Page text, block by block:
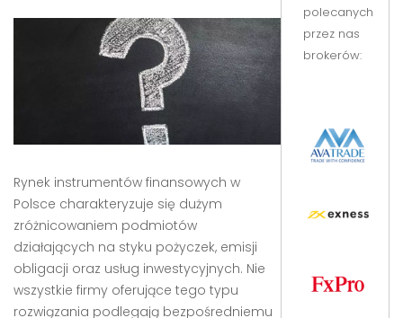
Rynek instrumentów finansowych w
Polsce charakteryzuje się dużym
zróżnicowaniem podmiotów
działających na styku pożyczek, emisji
obligacji oraz usług inwestycyjnych. Nie
wszystkie firmy oferujące tego typu
rozwiązania podlegają bezpośredniemu
polecanych
przez nas
brokerów: